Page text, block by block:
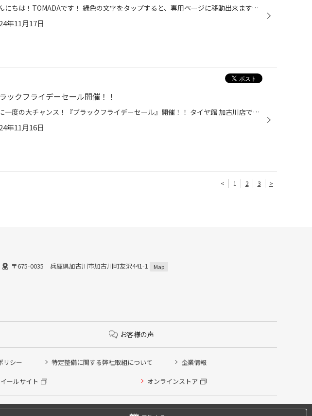
こんにちは！TOMADAです！ 緑色の文字をタップすると、専用ページに移動出来ます。是非ポチッと押してみて下さい。 本日のご紹介は、ホンダ フリード GB3 アライメント調整レポートです。 こちらの車両は、以前ご紹介しました。 ・ホンダ フリード GB3 タイヤ交換 Q.ホイールを縁石にぶつけてしまっ...
年11月17日
ックフライデーセール開催！！
年に一度の大チャンス！『ブラックフライデーセール』開催！！ タイヤ館 加古川店では 11/16（土）～11/30（土）の期間で 『ブラックフライデーセール』を開催中です！ セール期間中は夏冬のお買得タイヤがてんこもりです！ 蔵出しセールも同時開催！！ ブラックフライデーセールと同時開催で 『蔵...
年11月16日
< 1 2 3 >
〒675-0035 兵庫県加古川市加古川町友沢441-1 Map
お客様の声
リシー 特定整備に関する弊社取組について 企業情報
ールサイト オンラインストア
ださい